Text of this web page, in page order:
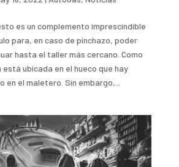
es un complemento imprescindible
para, en caso de pinchazo, poder
hasta el taller más cercano. Como
ubicada en el hueco que hay
el maletero. Sin embargo,...